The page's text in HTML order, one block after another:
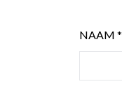
NAAM*